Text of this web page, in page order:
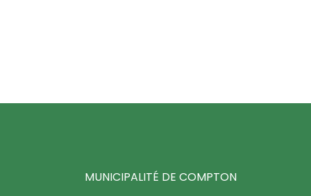
MUNICIPALITÉ DE COMPTON